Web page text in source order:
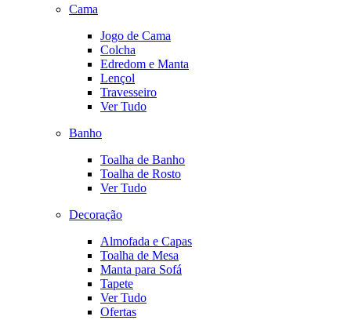
Cama
Jogo de Cama
Colcha
Edredom e Manta
Lençol
Travesseiro
Ver Tudo
Banho
Toalha de Banho
Toalha de Rosto
Ver Tudo
Decoração
Almofada e Capas
Toalha de Mesa
Manta para Sofá
Tapete
Ver Tudo
Ofertas